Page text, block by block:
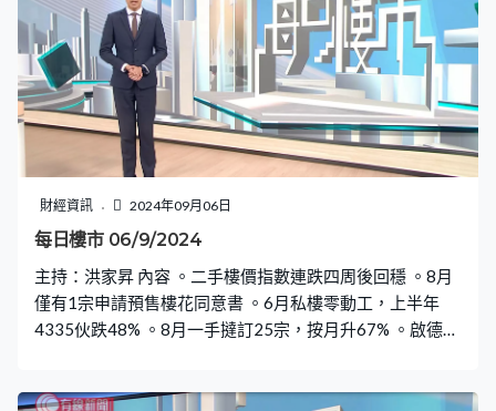
財經資訊 2024年09月06日
每日樓市 06/9/2024
主持：洪家昇 內容 。二手樓價指數連跌四周後回穩 。8月
僅有1宗申請預售樓花同意書 。6月私樓零動工，上半年
4335伙跌48% 。8月一手撻訂25宗，按月升67% 。啟德海